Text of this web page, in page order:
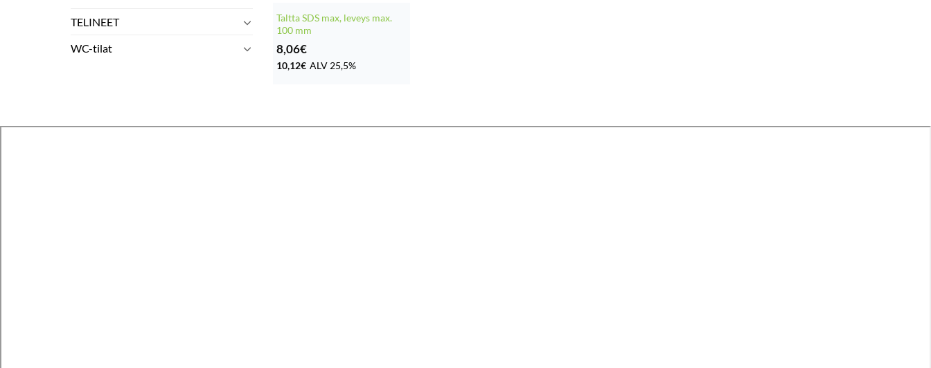
TELINEET
WC-tilat
Taltta SDS max, leveys max.
100 mm
8,06€
10,12€ ALV 25,5%